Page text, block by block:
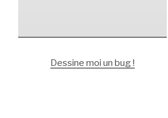
Dessine moi un bug !